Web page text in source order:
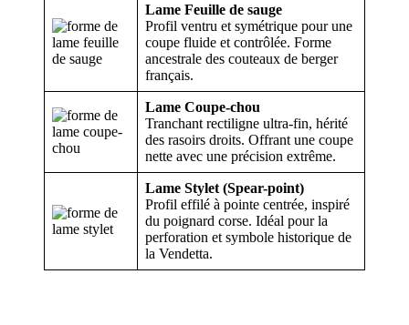
Lame Feuille de sauge
Profil ventru et symétrique pour une
coupe fluide et contrôlée. Forme
ancestrale des couteaux de berger
français.
Lame Coupe-chou
Tranchant rectiligne ultra-fin, hérité
des rasoirs droits. Offrant une coupe
nette avec une précision extrême.
Lame Stylet (Spear-point)
Profil effilé à pointe centrée, inspiré
du poignard corse. Idéal pour la
perforation et symbole historique de
la Vendetta.